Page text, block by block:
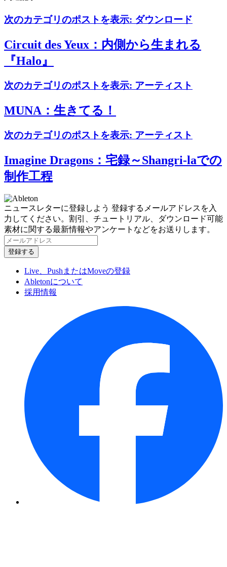
次のカテゴリのポストを表示: ダウンロード
Circuit des Yeux：内側から生まれる
『Halo』
次のカテゴリのポストを表示: アーティスト
MUNA：生きてる！
次のカテゴリのポストを表示: アーティスト
Imagine Dragons：宅録～Shangri-laでの
制作工程
ニュースレターに登録しよう 登録するメールアドレスを入
力してください。割引、チュートリアル、ダウンロード可能
素材に関する最新情報やアンケートなどをお送りします。
Live、PushまたはMoveの登録
Abletonについて
採用情報